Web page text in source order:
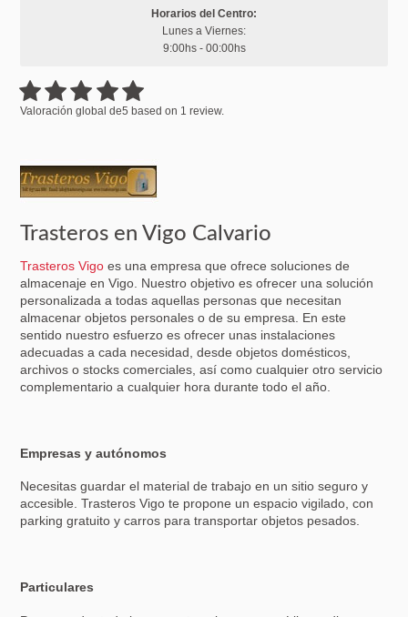
Horarios del Centro:
Lunes a Viernes:
9:00hs - 00:00hs
Valoración global de5 based on 1 review.
Trasteros en Vigo Calvario
Trasteros Vigo es una empresa que ofrece soluciones de
almacenaje en Vigo. Nuestro objetivo es ofrecer una solución
personalizada a todas aquellas personas que necesitan
almacenar objetos personales o de su empresa. En este
sentido nuestro esfuerzo es ofrecer unas instalaciones
adecuadas a cada necesidad, desde objetos domésticos,
archivos o stocks comerciales, así como cualquier otro servicio
complementario a cualquier hora durante todo el año.
Empresas y autónomos
Necesitas guardar el material de trabajo en un sitio seguro y
accesible. Trasteros Vigo te propone un espacio vigilado, con
parking gratuito y carros para transportar objetos pesados.
Particulares